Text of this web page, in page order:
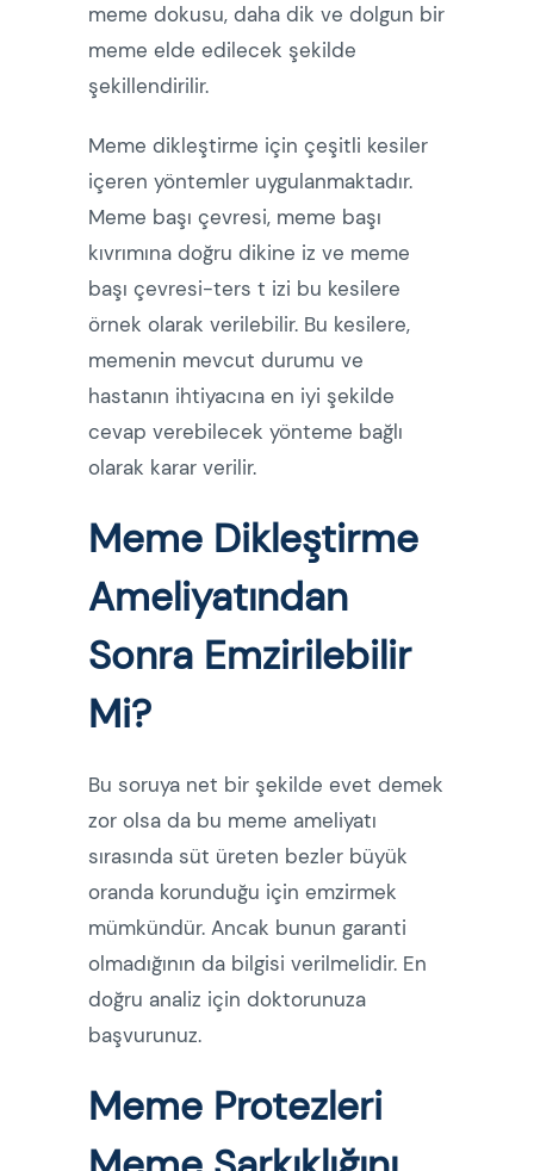
meme dokusu, daha dik ve dolgun bir
meme elde edilecek şekilde
şekillendirilir.
Meme dikleştirme için çeşitli kesiler
içeren yöntemler uygulanmaktadır.
Meme başı çevresi, meme başı
kıvrımına doğru dikine iz ve meme
başı çevresi-ters t izi bu kesilere
örnek olarak verilebilir. Bu kesilere,
memenin mevcut durumu ve
hastanın ihtiyacına en iyi şekilde
cevap verebilecek yönteme bağlı
olarak karar verilir.
Meme Dikleştirme
Ameliyatından
Sonra Emzirilebilir
Mi?
Bu soruya net bir şekilde evet demek
zor olsa da bu meme ameliyatı
sırasında süt üreten bezler büyük
oranda korunduğu için emzirmek
mümkündür. Ancak bunun garanti
olmadığının da bilgisi verilmelidir. En
doğru analiz için doktorunuza
başvurunuz.
Meme Protezleri